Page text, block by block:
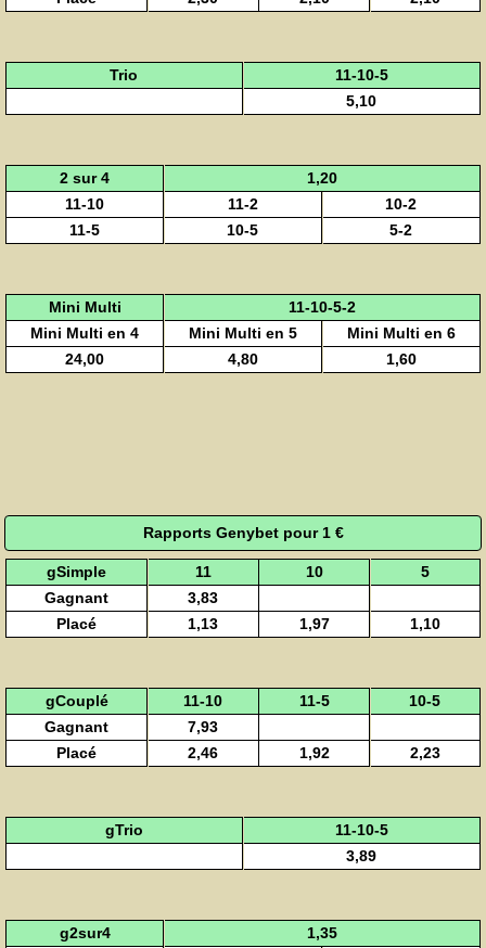
Trio
11-10-5
5,10
2 sur 4
1,20
11-10
11-2
10-2
11-5
10-5 5-2
Mini Multi
11-10-5-2
Mini Multi en 4
Mini Multi en 5
Mini Multi en 6
24,00
4,80 1,60
Rapports Genybet pour 1 €
gSimple 11 10
5
Gagnant
3,83
Placé
1,13 1,97 1,10
gCouplé 11-10 11-5
10-5
Gagnant
7,93
Placé
2,46 1,92 2,23
gTrio
11-10-5
3,89
g2sur4
1,35